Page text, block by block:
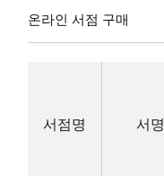
온라인 서점 구매
서점명 서명